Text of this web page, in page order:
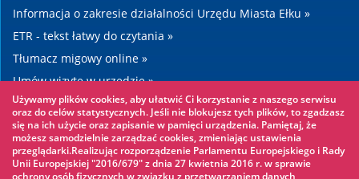
Informacja o zakresie działalności Urzędu Miasta Ełku »
ETR - tekst łatwy do czytania »
Tłumacz migowy online »
Umów wizytę w urzędzie »
Drogi »
Warto zobaczyć
Używamy plików cookies, aby ułatwić Ci korzystanie z naszego serwisu
oraz do celów statystycznych. Jeśli nie blokujesz tych plików, to zgadzasz
się na ich użycie oraz zapisanie w pamięci urządzenia. Pamiętaj, że
możesz samodzielnie zarządzać cookies, zmieniając ustawienia
przeglądarki.Realizując rozporządzenie Parlamentu Europejskiego i Rady
Unii Europejskiej "2016/679" z dnia 27 kwietnia 2016 r. w sprawie
ochrony osób fizycznych w związku z przetwarzaniem danych